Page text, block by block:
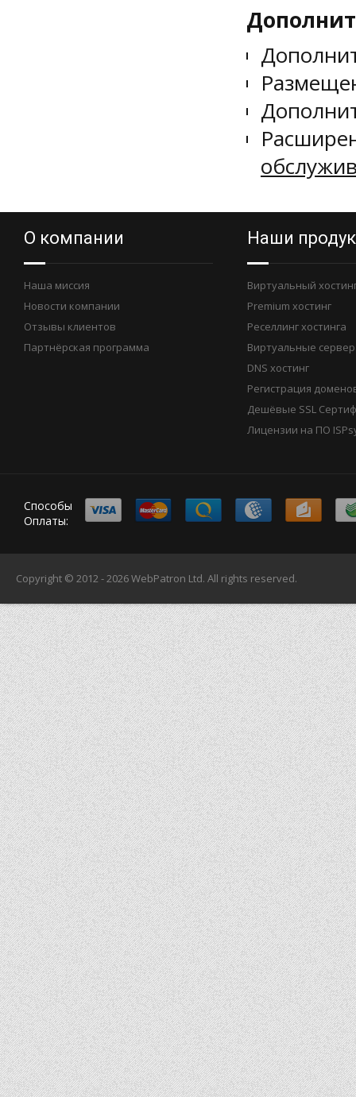
О компании
Наша миссия
Новости компании
Отзывы клиентов
Партнёрская программа
Наши
Виртуальный
Premium хостинг
Реселлинг хостинга
Виртуальные
DNS хостинг
Регистрация
Дешёвые SSL
Лицензии на ПО
Способы
Оплаты:
Copyright © 2012 - 2026WebPatron Ltd. All rights reserved.